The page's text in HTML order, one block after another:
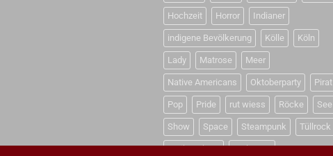
Hochzeit Horror Indianer
indigene Bevölkerung Kölle Köln
Lady Matrose Meer
Native Americans Oktoberparty Pirat
Pop Pride rut wiess Röcke See
Show Space Steampunk Tüllrock
Weihnachten Weltraum